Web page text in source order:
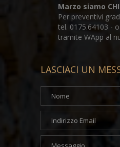
Marzo siamo
Per preventivi
tel. 0175.64103 -
tramite WApp al
LASCIACI UN